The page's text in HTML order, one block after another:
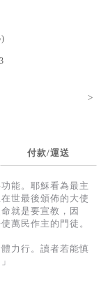
)
>
付款/運送
能。耶穌看為最主
世最後頒佈的大使
就是要宣教，因
萬民作主的門徒。
力行。讀者若能慎